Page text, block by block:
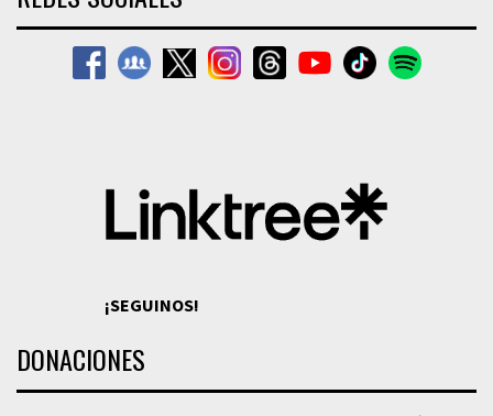
¡SEGUINOS!
DONACIONES